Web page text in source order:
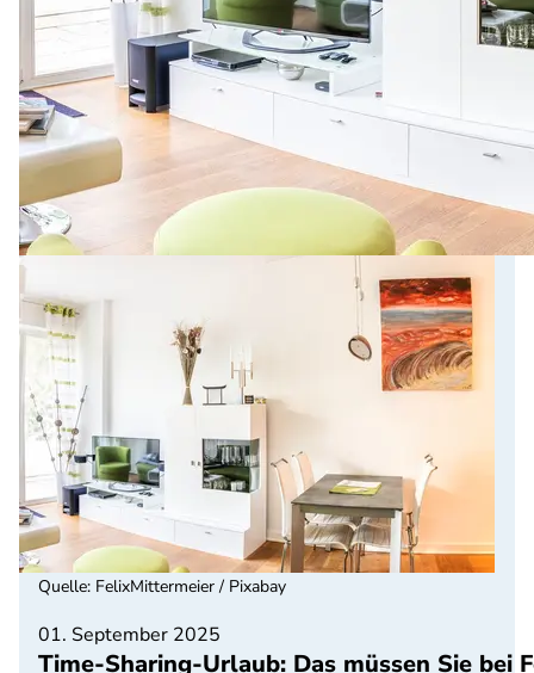
01. September 2025
Time-Sharing-Urlaub: Das müssen Sie bei
Quelle: FelixMittermeier / Pixabay